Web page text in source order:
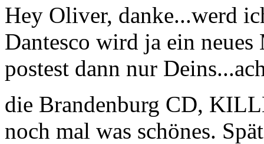
Hey Oliver, danke...werd
Dantesco wird ja ein
postest dann nur
die Brandenburg CD,
noch mal was schönes.